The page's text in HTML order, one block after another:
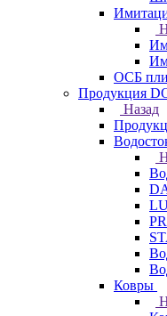
ОСБ
Продукция
Назад
Ковры